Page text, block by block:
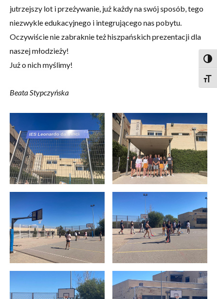
jutrzejszy lot i przeżywanie, już każdy na swój sposób, tego
niezwykle edukacyjnego i integrującego nas pobytu.
Oczywiście nie zabraknie też hiszpańskich prezentacji dla
naszej młodzieży!
Już o nich myślimy!
Beata Stypczyńska